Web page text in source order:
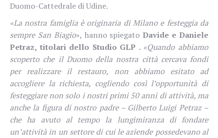
Duomo-Cattedrale di Udine.
«La nostra famiglia è originaria di Milano e festeggia da
sempre San Biagio», hanno spiegato Davide e Daniele
Petraz, titolari dello Studio GLP . «Quando abbiamo
scoperto che il Duomo della nostra città cercava fondi
per realizzare il restauro, non abbiamo esitato ad
accogliere la richiesta, cogliendo così l’opportunità di
festeggiare non solo i nostri primi 50 anni di attività, ma
anche la figura di nostro padre – Gilberto Luigi Petraz –
che ha avuto al tempo la lungimiranza di fondare
un’attività in un settore di cui le aziende possedevano al